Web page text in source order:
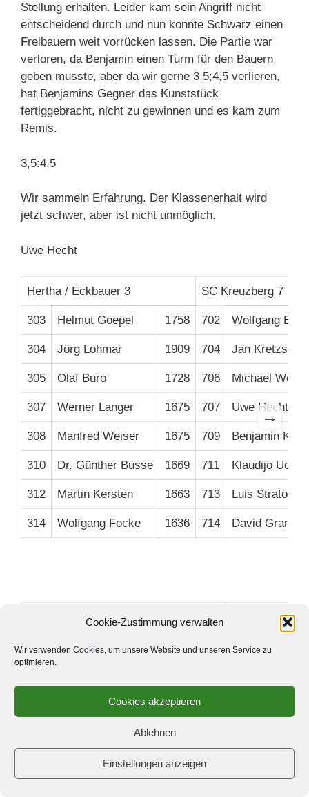
Cookie-Zustimmung verwalten
Wir verwenden Cookies, um unsere Website und unseren Service zu
optimieren.
Cookies akzeptieren
Ablehnen
Einstellungen anzeigen
Stellung erhalten. Leider kam sein Angriff nicht
entscheidend durch und nun konnte Schwarz einen
Freibauern weit vorrücken lassen. Die Partie war
verloren, da Benjamin einen Turm für den Bauern
geben musste, aber da wir gerne 3,5;4,5 verlieren,
hat Benjamins Gegner das Kunststück
fertiggebracht, nicht zu gewinnen und es kam zum
Remis.
3,5:4,5
Wir sammeln Erfahrung. Der Klassenerhalt wird
jetzt schwer, aber ist nicht unmöglich.
Uwe Hecht
Hertha / Eckbauer 3 SC Kreuzberg 7
303 Helmut Goepel 1758 702 Wolfgang
304 Jörg Lohmar 1909 704 Jan
305 Olaf Buro 1728 706 Michael
307 Werner Langer 1675 707 Uwe Hecht
308 Manfred Weiser 1675 709 Benjamin
310 Dr. Günther Busse 1669 711 Klaudijo Uckar
312 Martin Kersten 1663 713 Luis Stratos
314 Wolfgang Focke 1636 714 David Granzin
→
SC Kreuzberg 8 SC Freibauer
802 Kava Spartak 1484 101 Frithjof
Afridun Amu 1412
Jeremy Bernstein
Helmut Bernhofen 1332